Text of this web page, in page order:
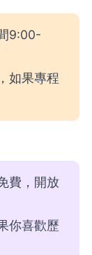
9:00-
如果專程
費，開放
你喜歡歷